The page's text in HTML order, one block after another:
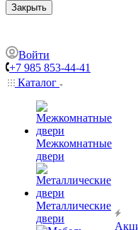
Закрыть
Войти
+7 985 853-44-41
Каталог
Межкомнатные
двери
Металлические
двери